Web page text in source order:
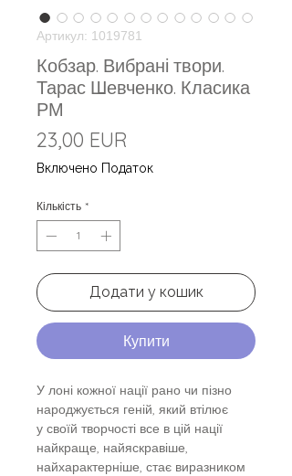
Артикул: 1019781
Кобзар. Вибрані твори.
Тарас Шевченко. Класика
РМ
23,00 EUR
Включено Податок
Кількість *
Додати у кошик
Купити
У лоні кожної нації рано чи пізно
народжується геній, який втілює
у своїй творчості все в цій нації
найкраще, найяскравіше,
найхарактерніше, стає виразником